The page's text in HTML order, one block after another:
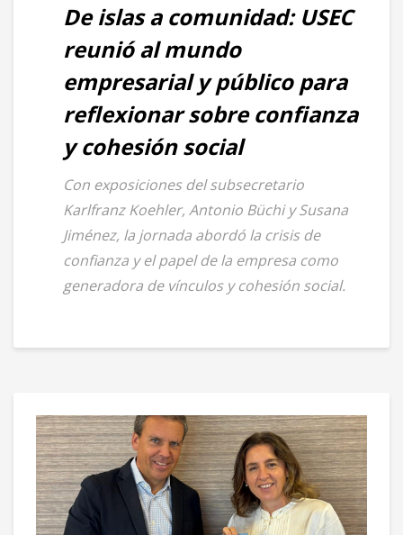
De islas a comunidad: USEC
reunió al mundo
empresarial y público para
reflexionar sobre confianza
y cohesión social
Con exposiciones del subsecretario
Karlfranz Koehler, Antonio Büchi y Susana
Jiménez, la jornada abordó la crisis de
confianza y el papel de la empresa como
generadora de vínculos y cohesión social.